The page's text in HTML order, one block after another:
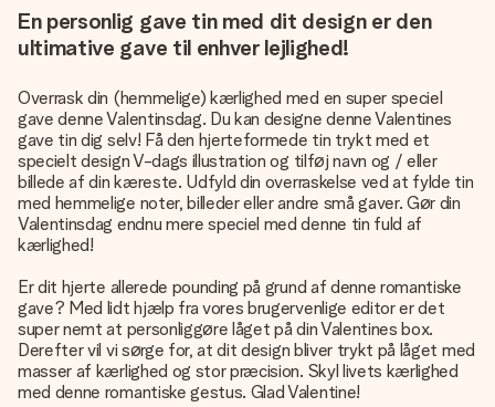
En personlig gave tin med dit design er den
ultimative gave til enhver lejlighed!
Overrask din (hemmelige) kærlighed med en super speciel
gave denne Valentinsdag. Du kan designe denne Valentines
gave tin dig selv! Få den hjerteformede tin trykt med et
specielt design V-dags illustration og tilføj navn og / eller
billede af din kæreste. Udfyld din overraskelse ved at fylde tin
med hemmelige noter, billeder eller andre små gaver. Gør din
Valentinsdag endnu mere speciel med denne tin fuld af
kærlighed!
Er dit hjerte allerede pounding på grund af denne romantiske
gave? Med lidt hjælp fra vores brugervenlige editor er det
super nemt at personliggøre låget på din Valentines box.
Derefter vil vi sørge for, at dit design bliver trykt på låget med
masser af kærlighed og stor præcision. Skyl livets kærlighed
med denne romantiske gestus. Glad Valentine!